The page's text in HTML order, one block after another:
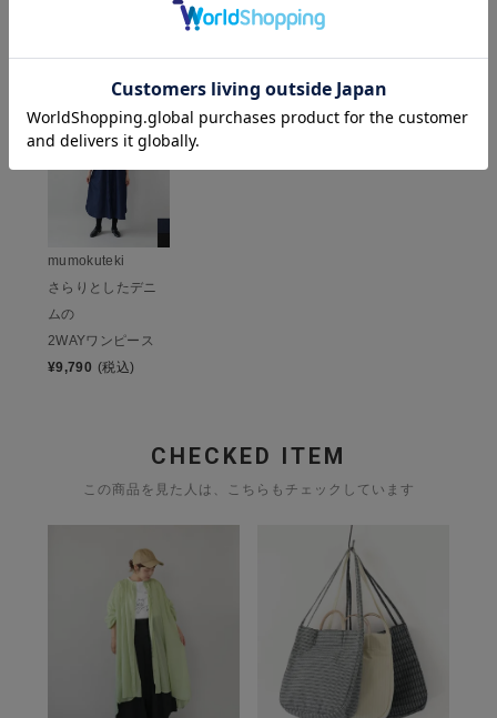
HISTORY
mumokuteki
さらりとしたデニ
ムの
2WAYワンピース
¥9,790 (税込)
CHECKED ITEM
この商品を見た人は、こちらもチェックしています